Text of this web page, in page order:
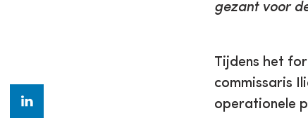
gezant voor
Tijdens het
commissaris
operationele